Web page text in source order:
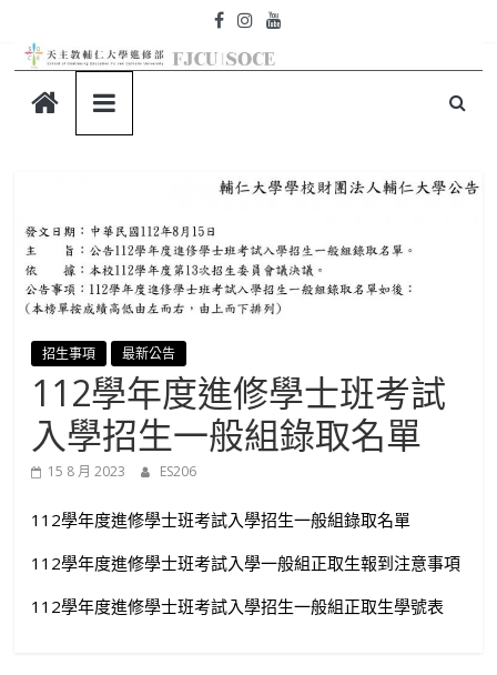
content
天
教
輔
仁
大
學-
進
修
招生事項 最新公告
112學年度進修學士班考試
入學招生一般組錄取名單
15 8 月 2023 ES206
112學年度進修學士班考試入學招生一般組錄取名單
112學年度進修學士班考試入學一般組正取生報到注意事項
112學年度進修學士班考試入學招生一般組正取生學號表